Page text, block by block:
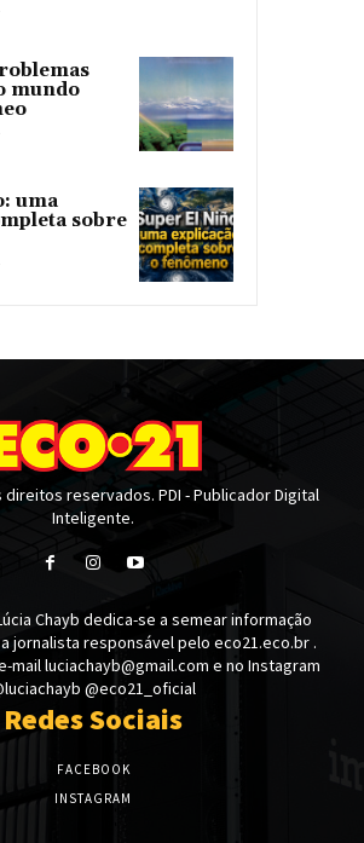
mundo
uma
sobre
direitos reservados. PDI - Publicador Digital
Inteligente.
Chayb dedica-se a semear informação
jornalista responsável pelo eco21.eco.br .
mail luciachayb@gmail.com e no Instagram
@eco21_oficial
Redes Sociais
FACEBOOK
INSTAGRAM